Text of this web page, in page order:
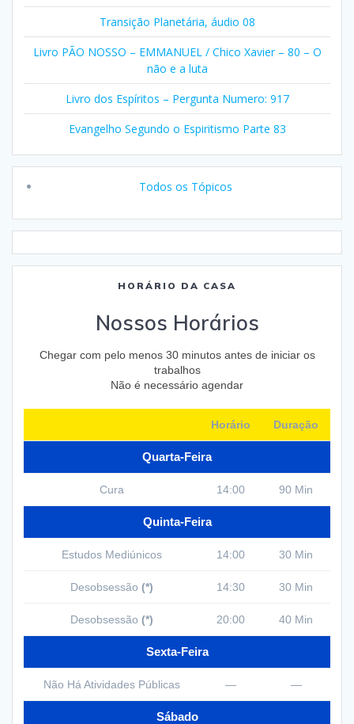
Transição Planetária, áudio 08
Livro PÃO NOSSO – EMMANUEL / Chico Xavier – 80 – O
não e a luta
Livro dos Espíritos – Pergunta Numero: 917
Evangelho Segundo o Espiritismo Parte 83
Todos os Tópicos
HORÁRIO DA CASA
Nossos Horários
Chegar com pelo menos 30 minutos antes de iniciar os
trabalhos
Não é necessário agendar
Horário Duração
Quarta-Feira
Cura 14:00 90 Min
Quinta-Feira
Estudos Mediúnicos 14:00 30 Min
Desobsessão (*) 14:30 30 Min
Desobsessão (*) 20:00 40 Min
Sexta-Feira
Não Há Atividades Públicas — —
Sábado